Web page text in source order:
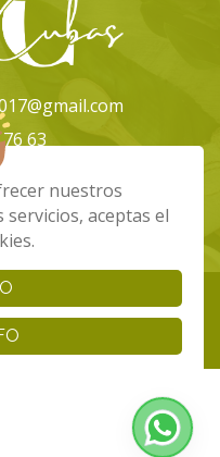
nuestros
aceptas el
76 63
de Privacidad
Todos los derechos
Las Palmas